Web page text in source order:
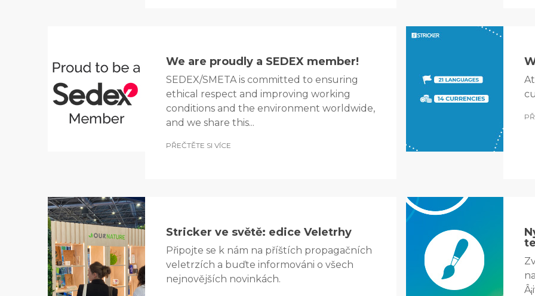
We are proudly a SEDEX member!
SEDEX/SMETA is committed to ensuring
ethical respect and improving working
conditions and the environment worldwide,
and we share this...
PŘEČTĚTE SI VÍCE
Stricker ve světě: edice Veletrhy
Připojte se k nám na příštích propagačních
veletrzích a buďte informováni o všech
nejnovějších novinkách.